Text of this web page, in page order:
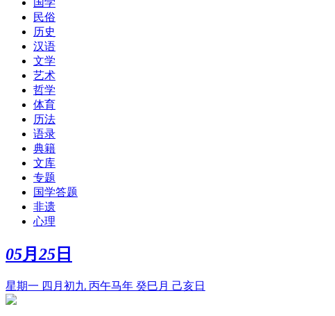
国学
民俗
历史
汉语
文学
艺术
哲学
体育
历法
语录
典籍
文库
专题
国学答题
非遗
心理
05月 25 日
星期一 四月初九 丙午马年 癸巳月 己亥日